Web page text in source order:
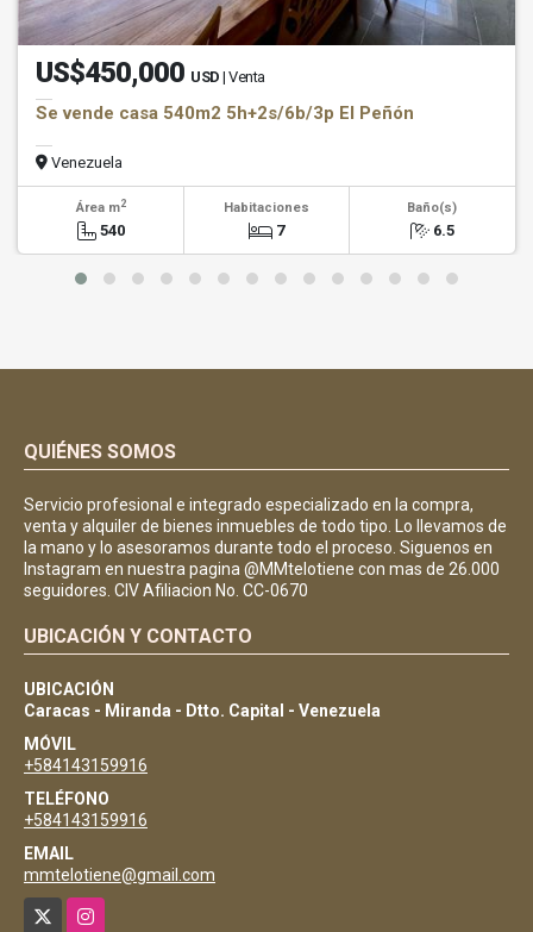
US$450,000 USD | Venta
Se vende casa 540m2 5h+2s/6b/3p El Peñón
Venezuela
Área m2
540
Habitaciones
7
Baño(s)
6.5
QUIÉNES SOMOS
Servicio profesional e integrado especializado en la compra,
venta y alquiler de bienes inmuebles de todo tipo. Lo llevamos de
la mano y lo asesoramos durante todo el proceso. Siguenos en
Instagram en nuestra pagina @MMtelotiene con mas de 26.000
seguidores. CIV Afiliacion No. CC-0670
UBICACIÓN Y CONTACTO
UBICACIÓN
Caracas - Miranda - Dtto. Capital - Venezuela
MÓVIL
+584143159916
TELÉFONO
+584143159916
EMAIL
mmtelotiene@gmail.com
Instagram